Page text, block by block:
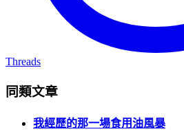
Threads
同類文章
我經歷的那一場食用油風暴